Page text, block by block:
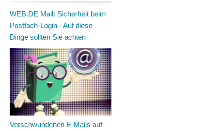
WEB.DE Mail: Sicherheit beim
Postfach-Login - Auf diese
Dinge sollten Sie achten
Verschwundenen E-Mails auf